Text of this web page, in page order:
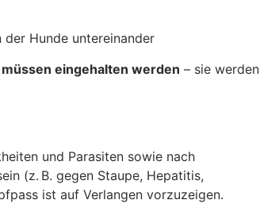
der Hunde untereinander
müssen eingehalten werden – sie werden
und Parasiten sowie nach
(z. B. gegen Staupe, Hepatitis,
ist auf Verlangen vorzuzeigen.